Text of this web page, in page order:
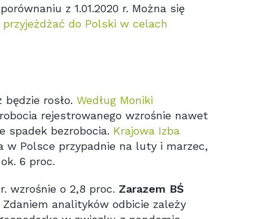
z 1.01.2020 r. Można się
do Polski w celach
rosło. Według Moniki
rejestrowanego wzrośnie nawet
spadek bezrobocia. Krajowa Izba
w Polsce przypadnie na luty i marzec,
6 proc.
wzrośnie o 2,8 proc. Zarazem BŚ
Zdaniem analityków odbicie zależy